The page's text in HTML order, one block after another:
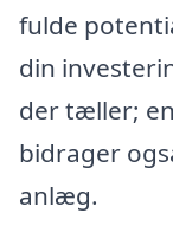
fulde
din
der tæller;
bidrager
anlæg.